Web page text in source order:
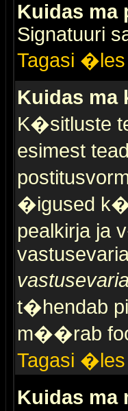
Kuidas ma
Signatuuri
Tagasi �les
Kuidas
K�sitluste
esimest
�igused
pealkirja ja
t�hendab
m��rab
Tagasi �les
Kuidas